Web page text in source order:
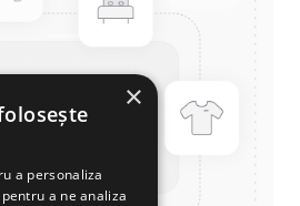
×
a personaliza
a ne analiza